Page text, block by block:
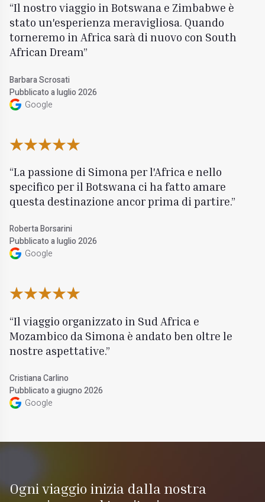
Il nostro viaggio in Botswana e Zimbabwe è
stato un'esperienza meravigliosa. Quando
torneremo in Africa sarà di nuovo con South
African Dream
Barbara Scrosati
Pubblicato a luglio 2026
Google
La passione di Simona per l'Africa e nello
specifico per il Botswana ci ha fatto amare
questa destinazione ancor prima di partire.
Roberta Borsarini
Pubblicato a luglio 2026
Google
Il viaggio organizzato in Sud Africa e
Mozambico da Simona è andato ben oltre le
nostre aspettative.
Cristiana Carlino
Pubblicato a giugno 2026
Google
Ogni viaggio inizia dalla nostra